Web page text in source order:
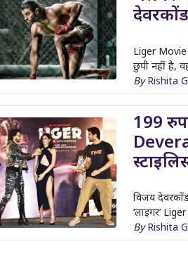
Liger
छुपी नहीं है,
ByRishita
199
विजय
‘लाइगर’
ByRishita